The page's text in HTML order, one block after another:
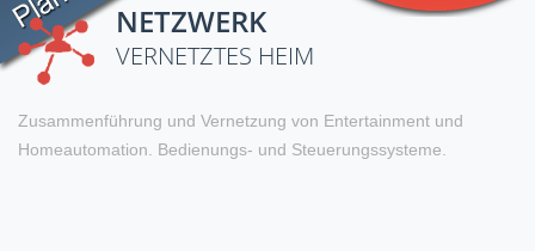
NETZWERK
VERNETZTES HEIM
Zusammenführung und Vernetzung von Entertainment und
Homeautomation. Bedienungs- und Steuerungssysteme.